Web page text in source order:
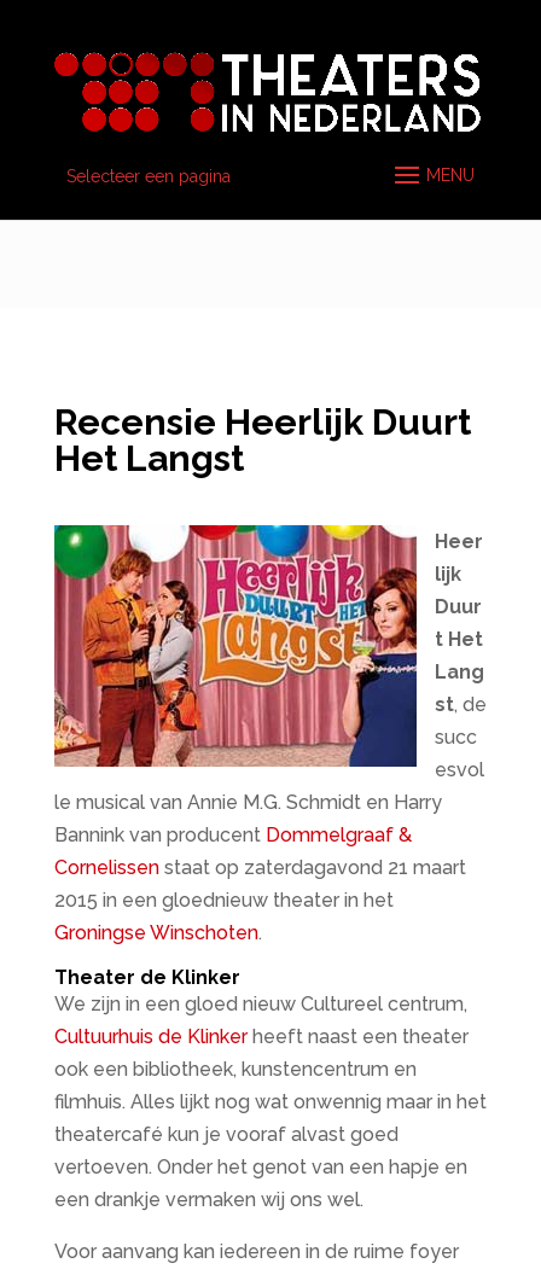
Selecteer een pagina
Recensie Heerlijk Duurt
Het Langst
Heer
lijk
Duur
t Het
Lang
st, de
succ
esvol
le musical van Annie M.G. Schmidt en Harry
Bannink van producent Dommelgraaf &
Cornelissenstaat op zaterdagavond 21 maart
2015 in een gloednieuw theater in het
Groningse Winschoten.
Theater de Klinker
We zijn in een gloed nieuw Cultureel centrum,
Cultuurhuis de Klinkerheeft naast een theater
ook een bibliotheek, kunstencentrum en
filmhuis. Alles lijkt nog wat onwennig maar in het
theatercafé kun je vooraf alvast goed
vertoeven. Onder het genot van een hapje en
een drankje vermaken wij ons wel.
Voor aanvang kan iedereen in de ruime foyer